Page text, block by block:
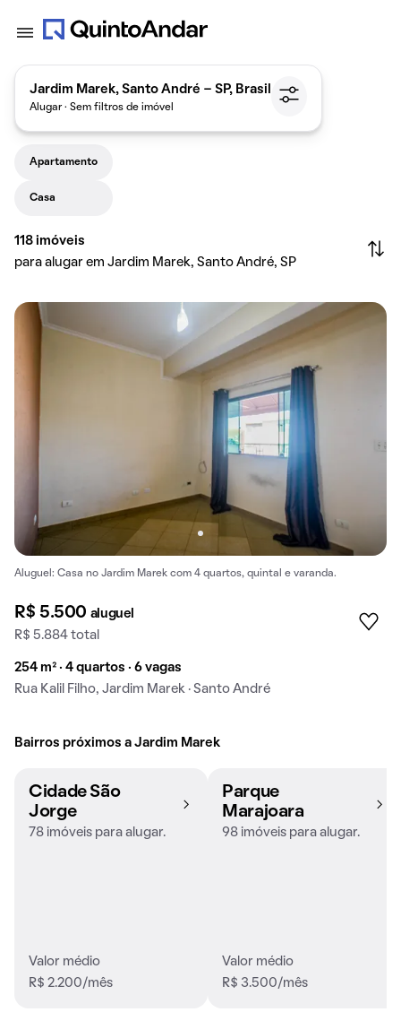
Jardim Marek, Santo André - SP, Brasil
Alugar · Sem filtros de imóvel
Apartamento
Casa
118 imóveis
para alugar em Jardim Marek, Santo André, SP
Aluguel: Casa no Jardim Marek com 4 quartos, quintal e varanda.
R$ 5.500 aluguel
R$ 5.884 total
254 m² · 4 quartos · 6 vagas
Rua Kalil Filho, Jardim Marek · Santo André
Bairros próximos a Jardim Marek
Cidade São
Jorge
78 imóveis para alugar.
Valor médio
R$ 2.200/mês
Parque
Marajoara
98 imóveis para alugar.
Valor médio
R$ 3.500/mês